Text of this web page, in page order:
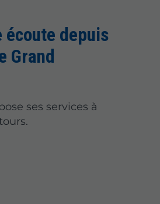
depuis
Grand
ses services à